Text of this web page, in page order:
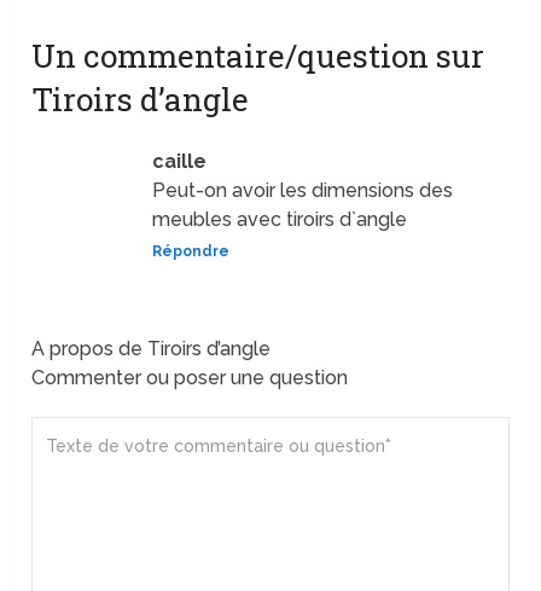
Un commentaire/question sur
Tiroirs d’angle
caille
Peut-on avoir les dimensions des
meubles avec tiroirs d`angle
Répondre
A propos de Tiroirs d’angle
Commenter ou poser une question